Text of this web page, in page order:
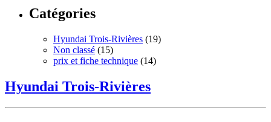
Catégories
Hyundai Trois-Rivières (19)
Non classé (15)
prix et fiche technique (14)
Hyundai Trois-Rivières